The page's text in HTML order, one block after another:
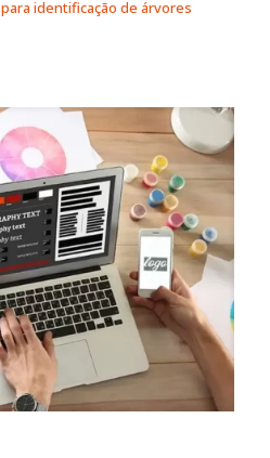
identificação de árvores